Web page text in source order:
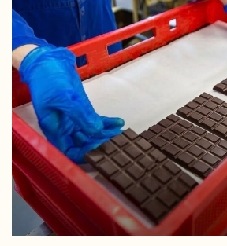
Gezond(er)
Lokaal verbouwd
Meedoen
Plantaardig
Sociaal
Wereldsmaken
West
Zuid
Zuid-Oost
Overige